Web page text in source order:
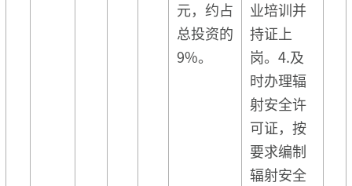
元，约占
总投资的
9%。
业培训并
持证上
岗。4.及
时办理辐
射安全许
可证，按
要求编制
辐射安全